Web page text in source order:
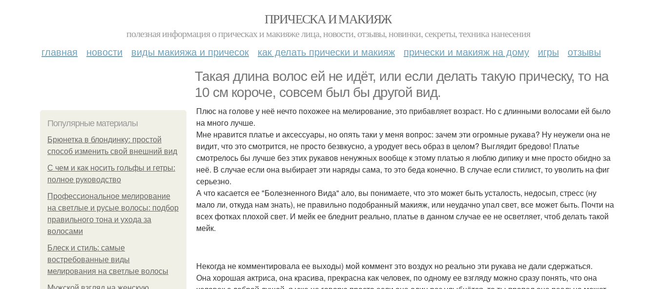
ПРИЧЕСКА И МАКИЯЖ
полезная информация о прическах и макияже лица, новости, отзывы, новинки, секреты, техника нанесения
главная новости виды макияжа и причесок как делать прически и макияж прически и макияж на дому игры отзывы
Такая длина волос ей не идёт, или если делать такую прическу, то на
10 см короче, совсем был бы другой вид.
Популярные материалы
Брюнетка в блондинку: простой
способ изменить свой внешний вид
С чем и как носить гольфы и гетры:
полное руководство
Профессиональное мелирование
на светлые и русые волосы: подбор
правильного тона и ухода за
волосами
Блеск и стиль: самые
востребованные виды
мелирования на светлые волосы
Плюс на голове у неё нечто похожее на мелирование, это прибавляет возраст. Но с длинными волосами ей было
на много лучше.
Мне нравится платье и аксессуары, но опять таки у меня вопрос: зачем эти огромные рукава? Ну неужели она не
видит, что это смотрится, не просто безвкусно, а уродует весь образ в целом? Выглядит бредово! Платье
смотрелось бы лучше без этих рукавов ненужных вообще к этому платью я люблю дипику и мне просто обидно за
неё. В случае если она выбирает эти наряды сама, то это беда конечно. В случае если стилист, то уволить на фиг
серьезно.
А что касается ее "Болезненного Вида" ало, вы понимаете, что это может быть усталость, недосып, стресс (ну
мало ли, откуда нам знать), не правильно подобранный макияж, или неудачно упал свет, все может быть. Почти на
всех фотках плохой свет. И мейк ее бледнит реально, платье в данном случае ее не осветляет, чтоб делать такой
мейк.
Некогда не комментировала ее выходы) мой коммент это воздух но реально эти рукава не дали сдержаться.
Она хорошая актриса, она красива, прекрасна как человек, по одному ее взгляду можно сразу понять, что она